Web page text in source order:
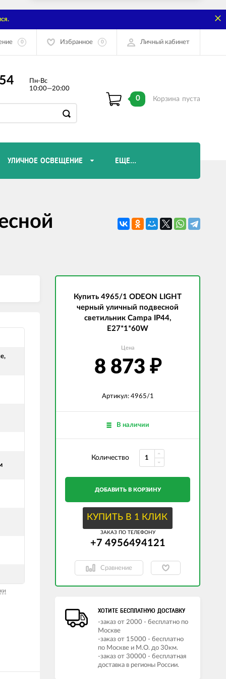
0 Избранное 0 Личный кабинет
Пн-Вс
10:00—20:00
0 Корзина пуста
УЛИЧНОЕ ОСВЕЩЕНИЕ ЕЩЕ...
СВЕТОДИОДНЫЕ ЛАМПЫ
Купить 4965/1 ODEON LIGHT
черный уличный подвесной
светильник Campa IP44,
E27*1*60W
Цена
8 873 ₽
Артикул: 4965/1
В наличии
Количество
ДОБАВИТЬ В КОРЗИНУ
КУПИТЬ В 1 КЛИК
ЗАКАЗ ПО ТЕЛЕФОНУ
+7 4956494121
Сравнение
ХОТИТЕ БЕСПЛАТНУЮ ДОСТАВКУ
-заказ от 2000 - бесплатно по
Москве
-заказ от 15000 - бесплатно
по Москве и М.О. до 30км.
-заказ от 30000 - бесплатная
доставка в регионы России.